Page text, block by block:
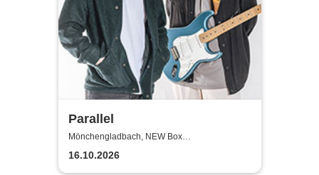
Parallel
Mönchengladbach, NEW Box
Mönchengladbach
16.10.2026